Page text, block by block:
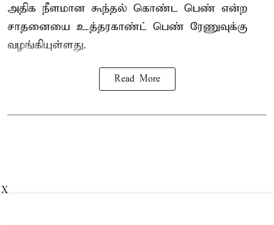
அதிக நீளமான கூந்தல் கொண்ட பெண் என்ற
சாதனையை உத்தரகாண்ட் பெண் ரேணுவுக்கு
வழங்கியுள்ளது.
Read More
X